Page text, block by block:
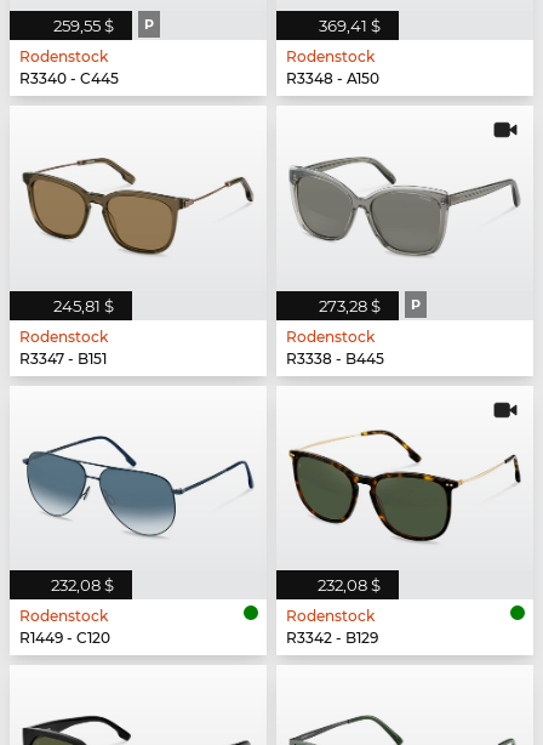
259,55 $ P
Rodenstock
R3340 - C445
369,41 $
Rodenstock
R3348 - A150
245,81 $
Rodenstock
R3347 - B151
273,28 $ P
Rodenstock
R3338 - B445
232,08 $
Rodenstock
R1449 - C120
232,08 $
Rodenstock
R3342 - B129